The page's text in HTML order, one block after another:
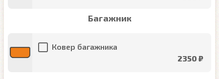
Багажник
Ковер багажника
2350 ₽